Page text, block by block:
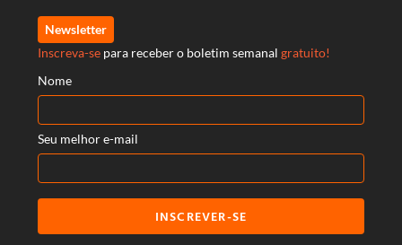
Newsletter
Inscreva-se para receber o boletim semanal gratuito!
Nome
Seu melhor e-mail
INSCREVER-SE